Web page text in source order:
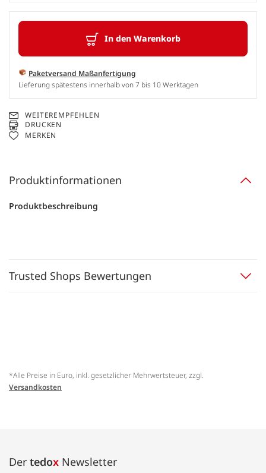
In den Warenkorb
Paketversand Maßanfertigung
Lieferung spätestens innerhalb von 7 bis 10 Werktagen
WEITEREMPFEHLEN
DRUCKEN
MERKEN
Produktinformationen
Produktbeschreibung
Trusted Shops Bewertungen
*Alle Preise in Euro, inkl. gesetzlicher Mehrwertsteuer, zzgl.
Versandkosten
Der tedox Newsletter